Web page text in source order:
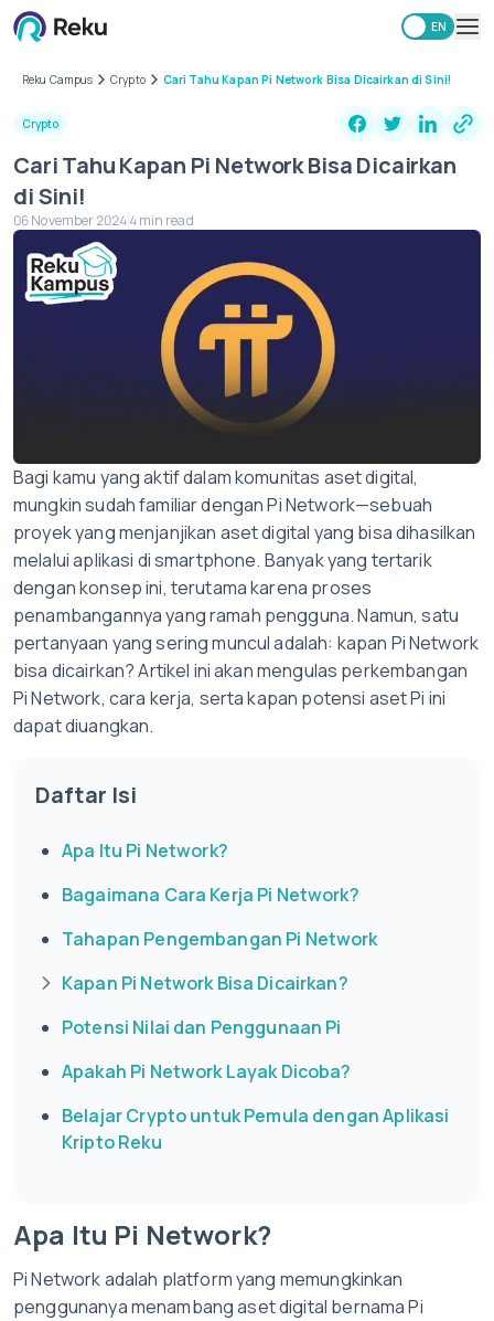
EN
Learning Hub
Security
Fees
Other
Download Reku Apps
Reku Campus Crypto Cari Tahu Kapan Pi Network Bisa Dicairkan di Sini!
Crypto
Cari Tahu Kapan Pi Network Bisa Dicairkan
di Sini!
06 November 20244 min read
Bagi kamu yang aktif dalam komunitas aset digital,
mungkin sudah familiar dengan Pi Network—sebuah
proyek yang menjanjikan aset digital yang bisa dihasilkan
melalui aplikasi di smartphone. Banyak yang tertarik
dengan konsep ini, terutama karena proses
penambangannya yang ramah pengguna. Namun, satu
pertanyaan yang sering muncul adalah: kapan Pi Network
bisa dicairkan? Artikel ini akan mengulas perkembangan
Pi Network, cara kerja, serta kapan potensi aset Pi ini
dapat diuangkan.
Daftar Isi
Apa Itu Pi Network?
Bagaimana Cara Kerja Pi Network?
Tahapan Pengembangan Pi Network
Kapan Pi Network Bisa Dicairkan?
Potensi Nilai dan Penggunaan Pi
Apakah Pi Network Layak Dicoba?
Belajar Crypto untuk Pemula dengan Aplikasi
Kripto Reku
Apa Itu Pi Network?
Pi Network adalah platform yang memungkinkan
penggunanya menambang aset digital bernama Pi